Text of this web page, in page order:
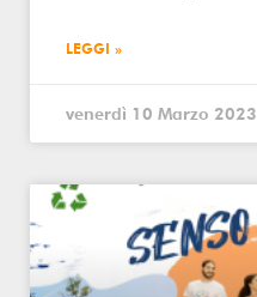
LEGGI »
venerdì 10 Marzo 2023